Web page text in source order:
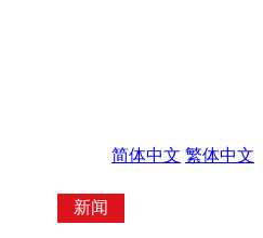
简体中文 繁体中文
新闻